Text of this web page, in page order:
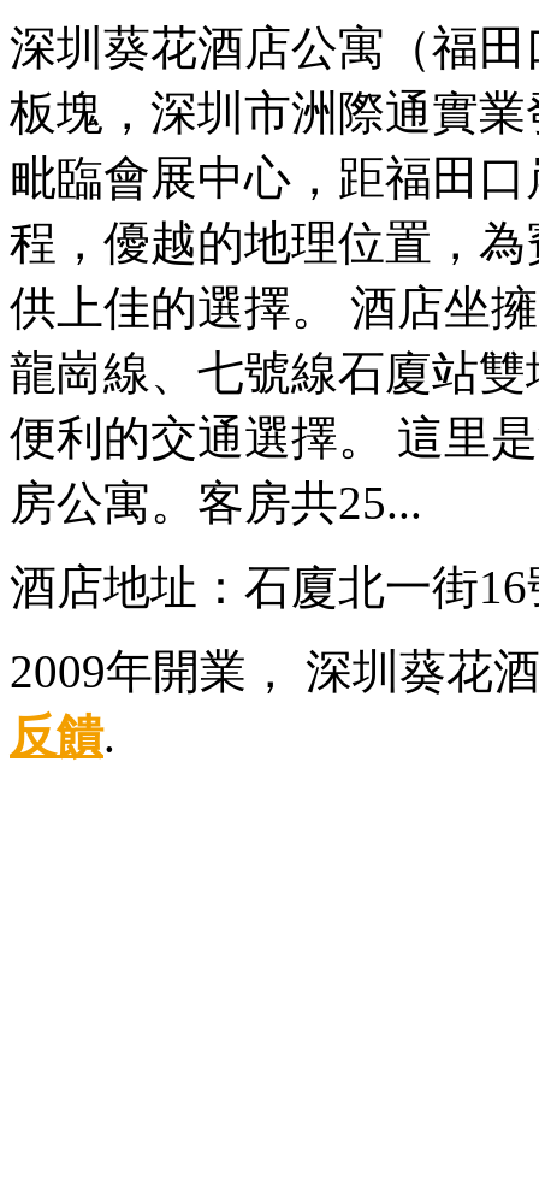
深圳葵花酒店公寓（福
板塊，深圳市洲際通實
毗臨會展中心，距福田
程，優越的地理位置，
供上佳的選擇。 酒店坐
龍崗線、七號線石廈站
便利的交通選擇。 這里
房公寓。客房共25...
酒店地址：石廈北一街16
2009年開業， 深圳葵
反饋.